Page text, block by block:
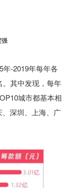
强
年-2019年每年各
。其中发现，每年
城市都基本相
深圳、上海、广